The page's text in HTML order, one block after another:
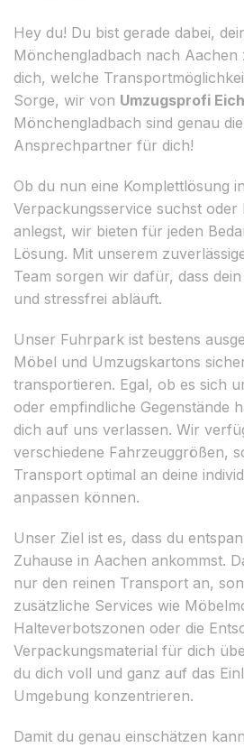
Hey du! Du bist gerade dabei,
Mönchengladbach nach
dich, welche
Sorge, wir von Umzugsprofi Eich
Mönchengladbach sind genau
Ansprechpartner für dich!
Ob du nun eine Komplettlösung
Verpackungsservice suchst oder
anlegst, wir bieten für jeden
Lösung. Mit unserem
Team sorgen wir dafür, dass
und stressfrei abläuft.
Unser Fuhrpark ist bestens
Möbel und Umzugskartons
transportieren. Egal, ob es sich
oder empfindliche Gegenstände
dich auf uns verlassen. Wir
verschiedene Fahrzeuggrößen,
Transport optimal an deine
anpassen können.
Unser Ziel ist es, dass du
Zuhause in Aachen ankommst.
nur den reinen Transport an,
zusätzliche Services wie
Halteverbotszonen oder die
Verpackungsmaterial für dich
du dich voll und ganz auf das
Umgebung konzentrieren.
Damit du genau einschätzen